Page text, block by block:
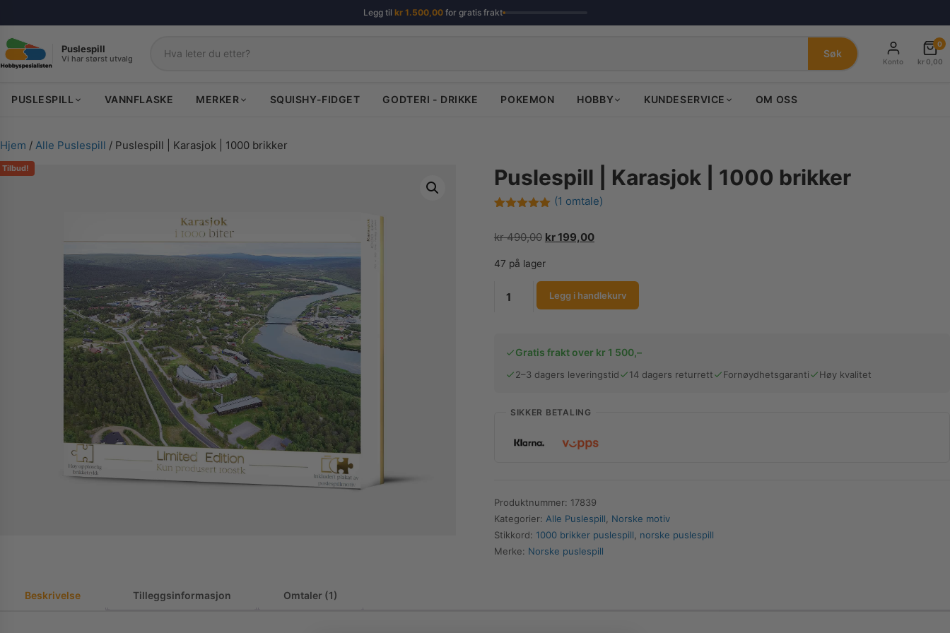
Legg til kr1.500,00for gratis frakt
Puslespill
Vi har størst utvalg Søk
Søk
Konto
0
kr 0,00
PUSLESPILL VANNFLASKE MERKER SQUISHY-FIDGET GODTERI - DRIKKE POKEMON HOBBY KUNDESERVICE OM OSS
Hjem / Alle Puslespill / Puslespill | Karasjok | 1000 brikker
Tilbud! Puslespill | Karasjok | 1000 brikker
basert på
(1 omtale)
kr490,00 Opprinnelig
kr199,00Nåværende
kr 199,00.
47 på lager
Puslespill
1000
brikker
Legg i handlekurv
Gratis frakt over kr 1 500,–
2–3 dagers leveringstid 14 dagers returrett Fornøydhetsgaranti Høy kvalitet
SIKKER BETALING
Produktnummer: 17839
Kategorier: Alle Puslespill
Norske motiv
Stikkord: 1000 brikker puslespill
norske puslespill
Merke: Norske puslespill
Beskrivelse Tilleggsinformasjon Omtaler (1)